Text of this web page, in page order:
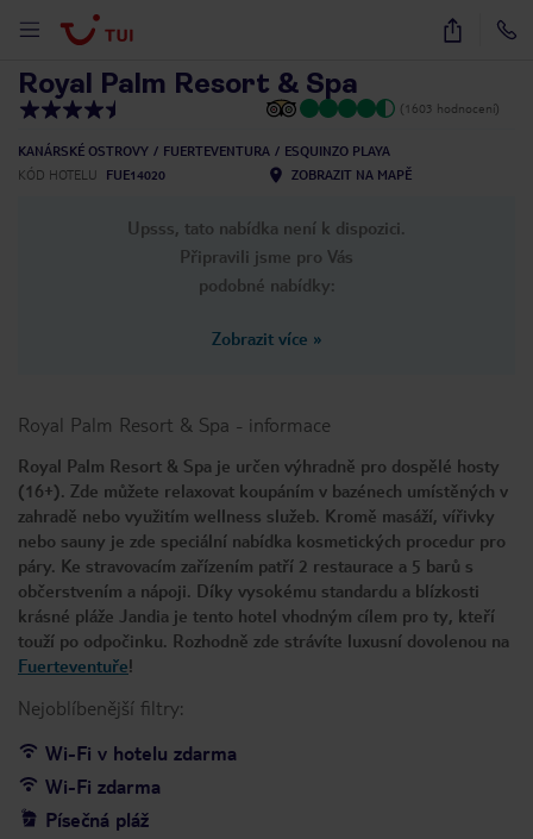
27
Royal Palm Resort & Spa
(1603 hodnocení)
KANÁRSKÉ OSTROVY FUERTEVENTURA
ESQUINZO PLAYA
KÓD HOTELU
FUE14020 ZOBRAZIT NA MAPĚ
Upsss, tato nabídka není k dispozici.
Připravili jsme pro Vás
podobné nabídky:
Zobrazit více »
Royal Palm Resort & Spa - informace
Royal Palm Resort & Spa je určen výhradně pro dospělé hosty
(16+). Zde můžete relaxovat koupáním v bazénech umístěných v
zahradě nebo využitím wellness služeb. Kromě masáží, vířivky
nebo sauny je zde speciální nabídka kosmetických procedur pro
páry. Ke stravovacím zařízením patří 2 restaurace a 5 barů s
občerstvením a nápoji. Díky vysokému standardu a blízkosti
krásné pláže Jandia je tento hotel vhodným cílem pro ty, kteří
touží po odpočinku. Rozhodně zde strávíte luxusní dovolenou na
Fuerteventuře!
Nejoblíbenější filtry:
Wi-Fi v hotelu zdarma
Wi-Fi zdarma
Písečná pláž